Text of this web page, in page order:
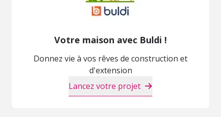
Votre maison avec Buldi !
Donnez vie à vos rêves de construction et
d'extension
Lancez votre projet